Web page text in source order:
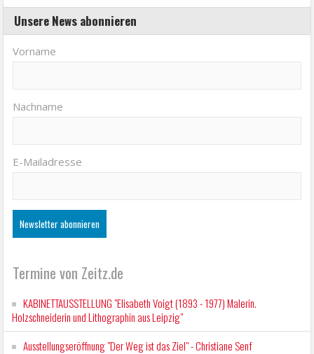
Unsere News abonnieren
Vorname
Nachname
E-Mailadresse
Termine von Zeitz.de
KABINETTAUSSTELLUNG "Elisabeth Voigt (1893 - 1977) Malerin.
Holzschneiderin und Lithographin aus Leipzig"
Ausstellungseröffnung "Der Weg ist das Ziel" - Christiane Senf